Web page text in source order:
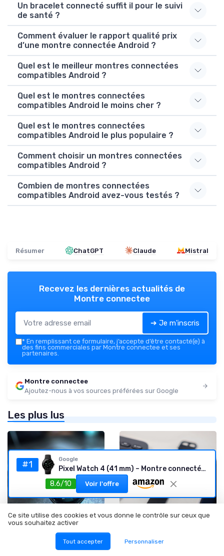
Un bracelet connecté suffit il pour le suivi
de santé ?
Comment évaluer le rapport qualité prix
d’une montre connectée Android ?
Quel est le meilleur montres connectées
compatibles Android ?
Quel est le montres connectées
compatibles Android le moins cher ?
Quel est le montres connectées
compatibles Android le plus populaire ?
Comment choisir un montres connectées
compatibles Android ?
Combien de montres connectées
compatibles Android avez-vous testés ?
#1 Google
Pixel Watch 4 (41 mm) – Montre connectée Android
8.6/10
Voir l'offre
Résumer ChatGPT Claude Mistral
Recevez les dernières actualités de
Montre connectee
➔ Je m'inscris
* En remplissant ce formulaire, j’accepte d’être contacté(e) à
des fins commerciales par Montre connectee et ses
partenaires.
Montre connectee
Ajoutez-nous à vos sources préférées sur Google
Les plus lus
Dernières Innovations • 18/04/2025
Comprendre le
Ce site utilise des cookies et vous donne le contrôle sur ceux que
vous souhaitez activer
Tout accepter Personnaliser